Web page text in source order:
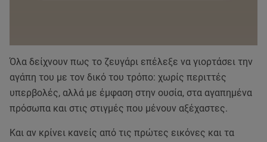
Όλα δείχνουν πως το ζευγάρι επέλεξε να γιορτάσει την
αγάπη του με τον δικό του τρόπο: χωρίς περιττές
υπερβολές, αλλά με έμφαση στην ουσία, στα αγαπημένα
πρόσωπα και στις στιγμές που μένουν αξέχαστες.
Και αν κρίνει κανείς από τις πρώτες εικόνες και τα